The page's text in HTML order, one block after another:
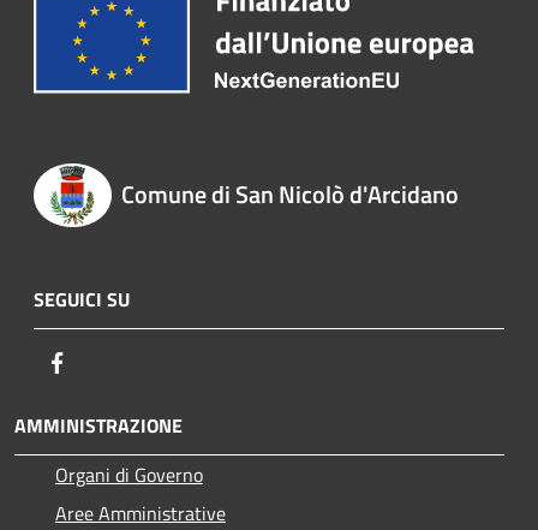
Comune di San Nicolò d'Arcidano
SEGUICI SU
AMMINISTRAZIONE
Organi di Governo
Aree Amministrative